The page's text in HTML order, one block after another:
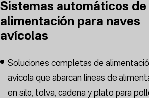
Sistemas automáticos de
alimentación para naves
avícolas
Soluciones completas de
avícola que abarcan líneas de
en silo, tolva, cadena y plato para